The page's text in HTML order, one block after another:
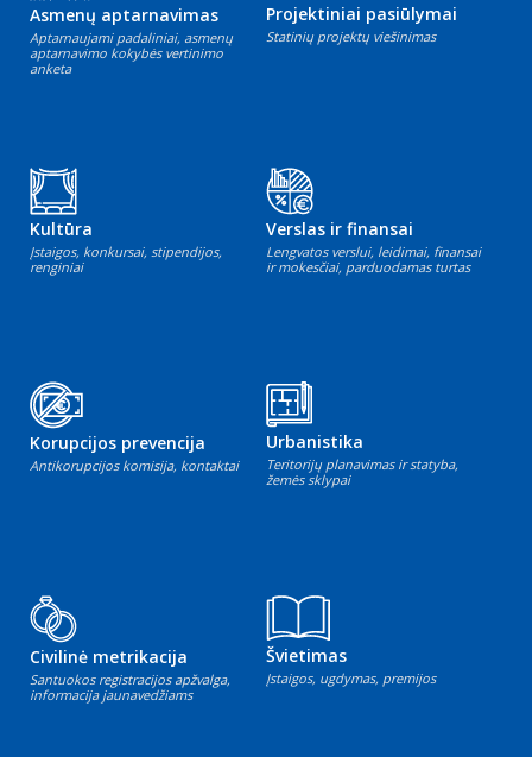
Asmenų aptarnavimas
Aptarnaujami padaliniai, asmenų
aptarnavimo kokybės vertinimo
anketa
Projektiniai pasiūlymai
Statinių projektų viešinimas
Kultūra
Įstaigos, konkursai, stipendijos,
renginiai
Verslas ir finansai
Lengvatos verslui, leidimai, finansai
ir mokesčiai, parduodamas turtas
Korupcijos prevencija
Antikorupcijos komisija, kontaktai
Urbanistika
Teritorijų planavimas ir statyba,
žemės sklypai
Civilinė metrikacija
Santuokos registracijos apžvalga,
informacija jaunavedžiams
Švietimas
Įstaigos, ugdymas, premijos